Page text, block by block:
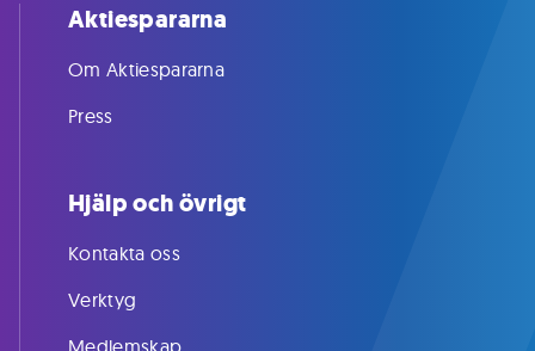
Aktiespararna
Om Aktiespararna
Press
Hjälp och övrigt
Kontakta oss
Verktyg
Medlemskap